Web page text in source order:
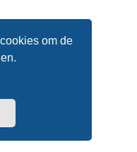
om de